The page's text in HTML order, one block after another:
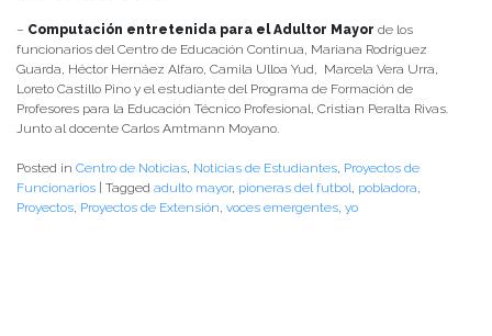
– Computación entretenida para el Adultor Mayor de los
funcionarios del Centro de Educación Continua, Mariana Rodríguez
Guarda, Héctor Hernáez Alfaro, Camila Ulloa Yud, Marcela Vera Urra,
Loreto Castillo Pino y el estudiante del Programa de Formación de
Profesores para la Educación Técnico Profesional, Cristian Peralta Rivas.
Junto al docente Carlos Amtmann Moyano.
Posted in Centro de Noticias, Noticias de Estudiantes, Proyectos de
Funcionarios
Tagged adulto mayor, pioneras del futbol, pobladora,
Proyectos, Proyectos de Extensión, voces emergentes, yo